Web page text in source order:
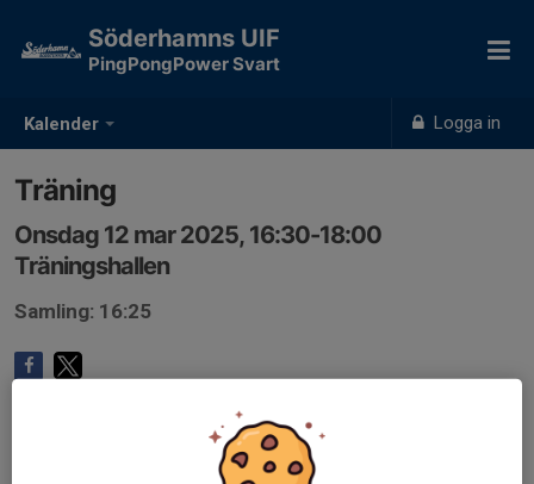
Kalender Logga in
Söderhamns UIF
PingPongPower Svart
Träning
Onsdag 12 mar 2025, 16:30-18:00
Träningshallen
Samling: 16:25